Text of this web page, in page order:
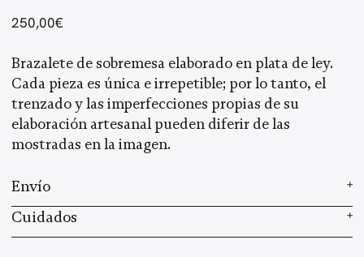
250,00€
Brazalete de sobremesa elaborado en plata de ley.
Cada pieza es única e irrepetible; por lo tanto, el
trenzado y las imperfecciones propias de su
elaboración artesanal pueden diferir de las
mostradas en la imagen.
Envío
Elaboramos cada joya a mano en nuestro taller.
Según el stock, el tiempo de preparación es de 2 a 3
Cuidados